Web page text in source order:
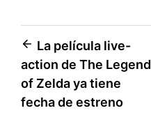
Post
navigation
La película live-
action de The Legend
of Zelda ya tiene
fecha de estreno